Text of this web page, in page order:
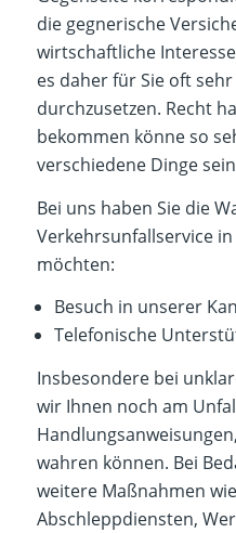
die gegnerische
wirtschaftliche
es daher für Sie oft
durchzusetzen. Recht
bekommen könne so
verschiedene Dinge
Bei uns haben Sie die
Verkehrsunfallservice
möchten:
Besuch in unserer
Telefonische
Insbesondere bei
wir Ihnen noch am
wahren können. Bei
weitere Maßnahmen
Abschleppdiensten,